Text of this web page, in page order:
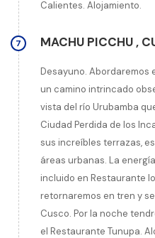
Calientes. Alojamiento.
7 MACHU PICCHU ,
Desayuno.
un camino intrincado
vista del río Urubamba
Ciudad Perdida de los
sus increíbles terrazas,
áreas urbanas. La
incluido en Restaurante
retornaremos en tren y
Cusco. Por la noche
el Restaurante Tunupa.